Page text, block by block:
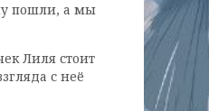
пошли, а мы
Лиля стоит
с неё